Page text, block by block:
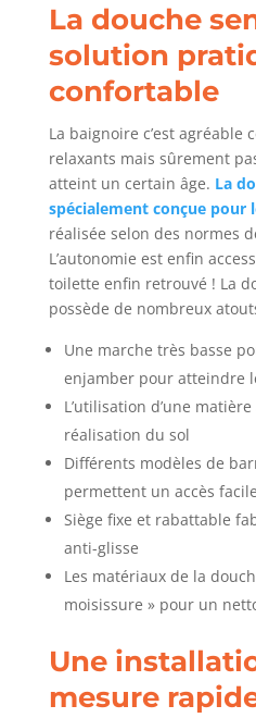
La douche
solution
confortable
La baignoire c’est agréable
relaxants mais sûrement
atteint un certain âge. La
spécialement conçue pour
réalisée selon des normes
L’autonomie est enfin
toilette enfin retrouvé ! La
possède de nombreux
Une marche très basse
enjamber pour atteindre
L’utilisation d’une
réalisation du sol
Différents modèles de
permettent un accès
Siège fixe et rabattable
anti-glisse
Les matériaux de la
moisissure » pour un
Une
mesure